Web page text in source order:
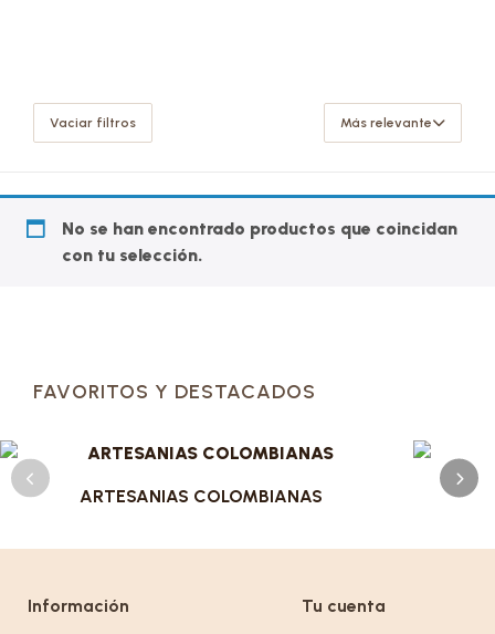
Vaciar filtros Más relevante
No se han encontrado productos que coincidan
con tu selección.
FAVORITOS Y DESTACADOS
ARTESANIAS COLOMBIANAS
Información Tu cuenta